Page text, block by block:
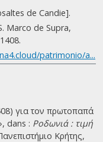
de Candie].
Marco de Supra,
patrimonio/a...
για τον πρωτοπαπά
dans : Ροδωνιά : τιμή
Κρήτης,